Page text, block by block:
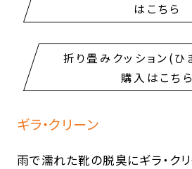
はこちら
折り畳みクッション(ひ
購入はこちら
ギラ・クリーン
雨で濡れた靴の脱臭にギラ・ク